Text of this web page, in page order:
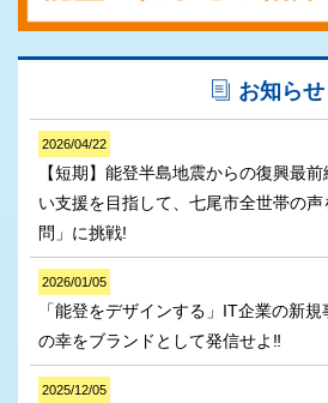
お知らせ
2026/04/22
【短期】能登半島地震からの復興最
い支援を目指して、七尾市全世帯の
問」に挑戦!
2026/01/05
「能登をデザインする」IT企業の新
の幸をブランドとして発信せよ‼
2025/12/05